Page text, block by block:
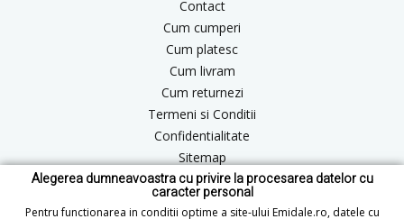
Alegerea dumneavoastra cu privire la procesarea datelor cu
caracter personal
Pentru functionarea in conditii optime a site-ului Emidale.ro, datele cu
Contact
Cum cumperi
Cum platesc
Cum livram
Cum returnezi
Termeni si Conditii
Confidentialitate
Sitemap
Blog
ANPC